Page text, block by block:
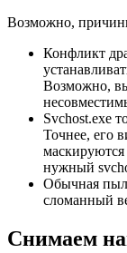
Возможно,
Конфликт
Возможно,
Svchost.exe
Точнее, его
нужный
Обычная
сломанный
Снимаем